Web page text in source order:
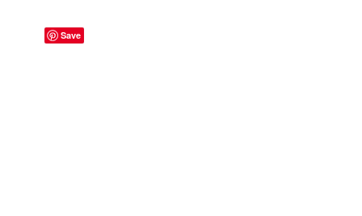
Save